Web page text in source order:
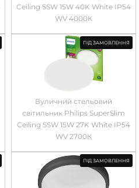
Ceiling SSW 15W 40K White IP54
WV 4000К
ПІД ЗАМОВЛЕННЯ
Вуличний стельовий
світильник Philips SuperSlim
Ceiling SSW 15W 27K White IP54
WV 2700К
ПІД ЗАМОВЛЕННЯ